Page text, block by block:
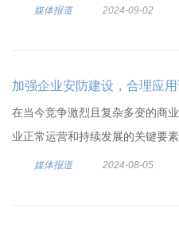
媒体报道 2024-09-02
加强企业安防建设，合理应
在当今竞争激烈且复杂多变的商
业正常运营和持续发展的关键要素
媒体报道 2024-08-05